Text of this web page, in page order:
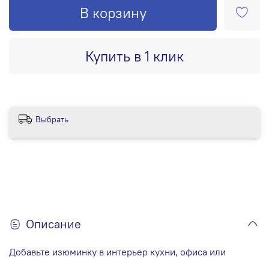
В корзину
Купить в 1 клик
Выбрать
Описание
Добавьте изюминку в интерьер кухни, офиса или